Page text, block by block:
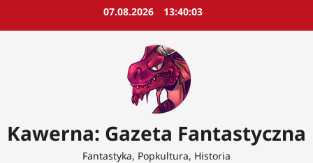
07.08.2026 13:40:05
Kawerna: Gazeta Fantastyczna
Fantastyka, Popkultura, Historia